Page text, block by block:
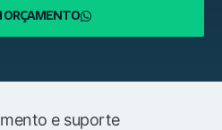
ORÇAMENTO
e suporte